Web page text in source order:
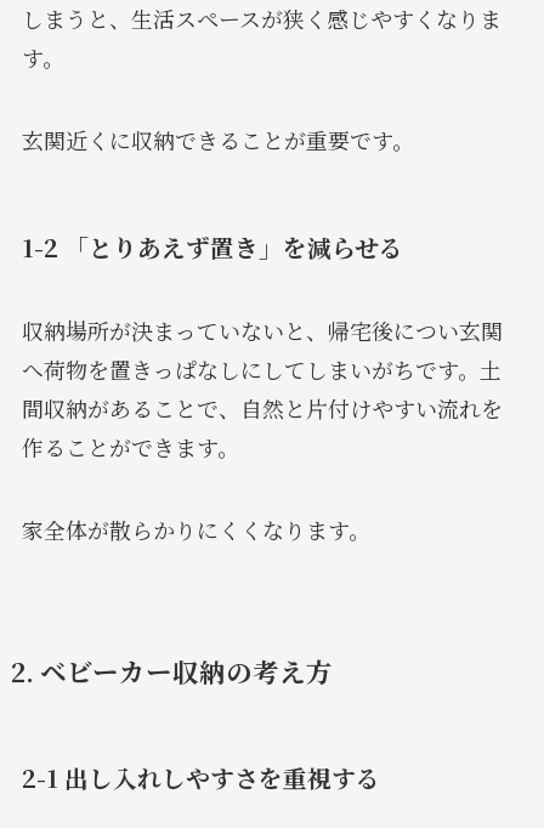
しまうと、生活スペースが狭く感じやすくなりま
す。
玄関近くに収納できることが重要です。
1-2 「とりあえず置き」を減らせる
収納場所が決まっていないと、帰宅後につい玄関
へ荷物を置きっぱなしにしてしまいがちです。土
間収納があることで、自然と片付けやすい流れを
作ることができます。
家全体が散らかりにくくなります。
2. ベビーカー収納の考え方
2-1 出し入れしやすさを重視する